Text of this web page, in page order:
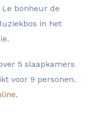
bonheur de
in het
5 slaapkamers
voor 9 personen.
.